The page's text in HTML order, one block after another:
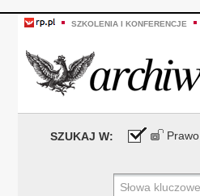
SZKOLENIA I KONFERENCJE
SZUKAJ W: Prawo